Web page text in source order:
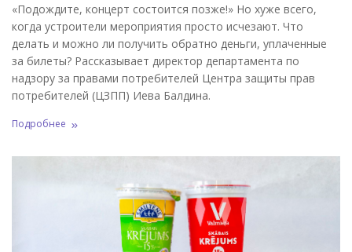
«Подождите, концерт состоится позже!» Но хуже всего,
когда устроители мероприятия просто исчезают. Что
делать и можно ли получить обратно деньги, уплаченные
за билеты? Рассказывает директор департамента по
надзору за правами потребителей Центра защиты прав
потребителей (ЦЗПП) Иева Балдина.
Подробнее